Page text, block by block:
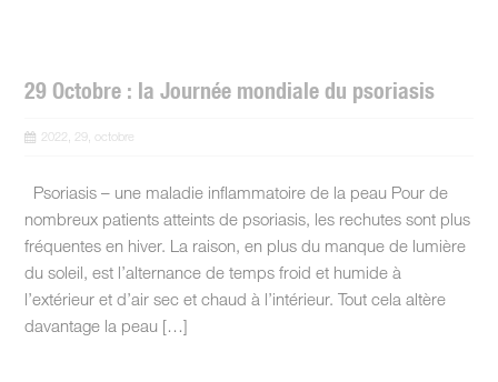
29 Octobre : la Journée mondiale du psoriasis
2022, 29, octobre
Psoriasis – une maladie inflammatoire de la peau Pour de
nombreux patients atteints de psoriasis, les rechutes sont plus
fréquentes en hiver. La raison, en plus du manque de lumière
du soleil, est l’alternance de temps froid et humide à
l’extérieur et d’air sec et chaud à l’intérieur. Tout cela altère
davantage la peau […]